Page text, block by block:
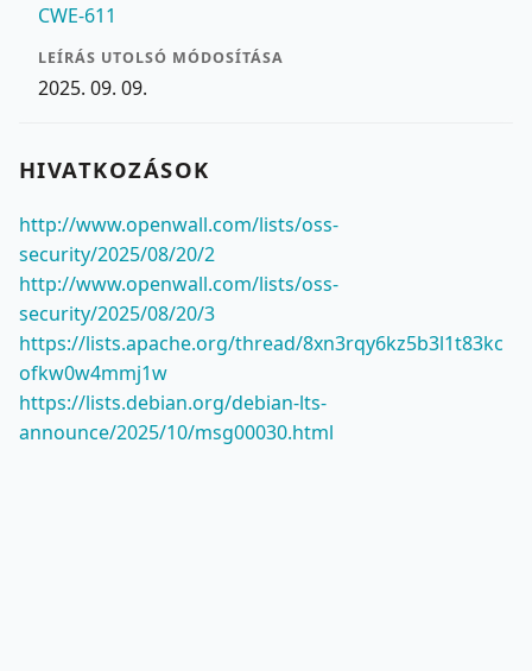
CWE-611
LEÍRÁS UTOLSÓ MÓDOSÍTÁSA
2025. 09. 09.
HIVATKOZÁSOK
http://www.openwall.com/lists/oss-
security/2025/08/20/2
http://www.openwall.com/lists/oss-
security/2025/08/20/3
https://lists.apache.org/thread/8xn3rqy6kz5b3l1t83kc
ofkw0w4mmj1w
https://lists.debian.org/debian-lts-
announce/2025/10/msg00030.html